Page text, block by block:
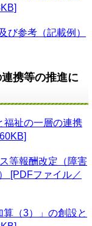
び参考（記載例）
携等の推進に
福祉の一層の連携
等報酬改定（障害
[PDFファイル／
算（3）」の創設と